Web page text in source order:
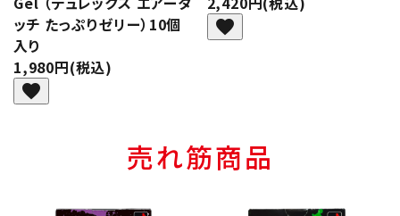
ッチ たっぷりゼリー）10個
入り
1,980円(税込)
favorite
favorite
売れ筋商品